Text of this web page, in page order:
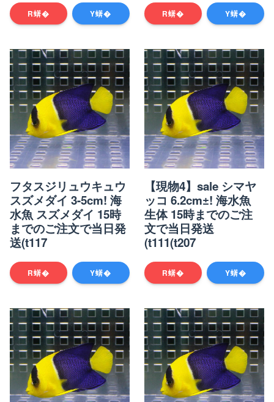
R蠎� Y蠎� R蠎� Y蠎�
フタスジリュウキュウ
スズメダイ 3-5cm! 海
水魚 スズメダイ 15時
までのご注文で当日発
送(t117
R蠎� Y蠎�
【現物4】sale シマヤ
ッコ 6.2cm±! 海水魚
生体 15時までのご注
文で当日発送
(t111(t207
R蠎� Y蠎�